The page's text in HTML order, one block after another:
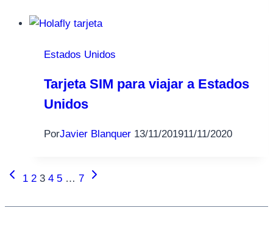
Estados Unidos
Tarjeta SIM para viajar a Estados
Unidos
PorJavier Blanquer 13/11/201911/11/2020
Navegación
de
Página
1 2 3 4 5 … 7
Siguiente